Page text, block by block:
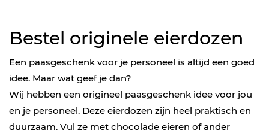
Bestel originele eierdozen
Een paasgeschenk voor je personeel is altijd een goed
idee. Maar wat geef je dan?
Wij hebben een origineel paasgeschenk idee voor jou
en je personeel. Deze eierdozen zijn heel praktisch en
duurzaam. Vul ze met chocolade eieren of ander